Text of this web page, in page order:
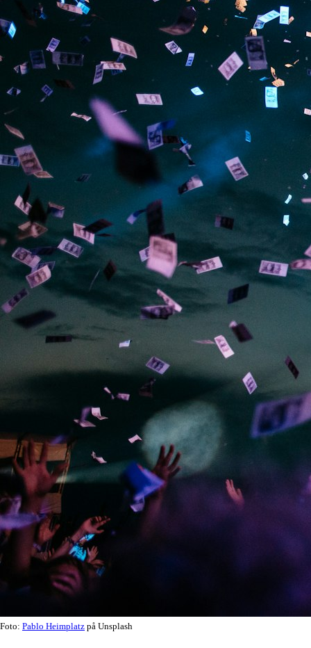
Foto: Pablo Heimplatz på Unsplash